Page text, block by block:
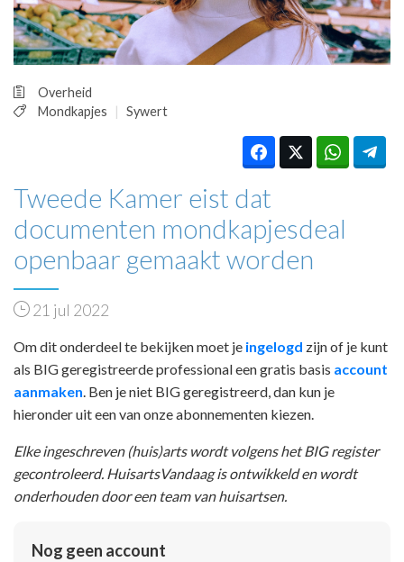
PRAKTIJKZAKEN
TARIEVEN
MEDISCHE VAKHANDEL
Overheid
Mondkapjes
Sywert
Tweede Kamer eist dat
documenten mondkapjesdeal
openbaar gemaakt worden
21 jul 2022
Om dit onderdeel te bekijken moet je ingelogd zijn of je kunt
als BIG geregistreerde professional een gratis basis account
aanmaken. Ben je niet BIG geregistreerd, dan kun je
hieronder uit een van onze abonnementen kiezen.
Elke ingeschreven (huis)arts wordt volgens het BIG register
gecontroleerd. HuisartsVandaag is ontwikkeld en wordt
onderhouden door een team van huisartsen.
Nog geen account